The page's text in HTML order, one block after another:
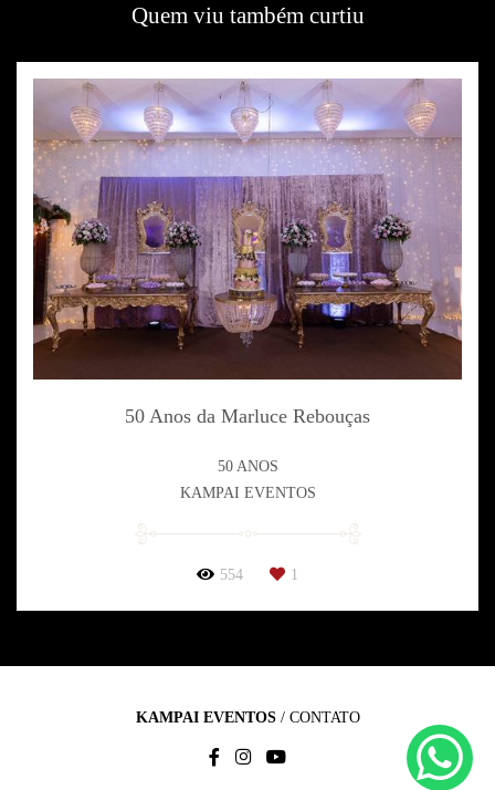
Quem viu também curtiu
50 Anos da Marluce Rebouças
50 ANOS
KAMPAI EVENTOS
554 1
KAMPAI EVENTOS/ CONTATO